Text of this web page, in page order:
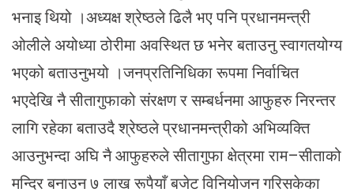
भनाइ थियो ।अध्यक्ष श्रेष्ठले ढिलै भए पनि प्रधानमन्त्री
ओलीले अयोध्या ठोरीमा अवस्थित छ भनेर बताउनु स्वागतयोग्य
भएको बताउनुभयो ।जनप्रतिनिधिका रूपमा निर्वाचित
भएदेखि नै सीतागुफाको संरक्षण र सम्बर्धनमा आफुहरु निरन्तर
लागि रहेका बताउदै श्रेष्ठले प्रधानमन्त्रीको अभिव्यक्ति
आउनुभन्दा अघि नै आफुहरुले सीतागुफा क्षेत्रमा राम–सीताको
मन्दिर बनाउन ७ लाख रूपैयाँ बजेट विनियोजन गरिसकेका